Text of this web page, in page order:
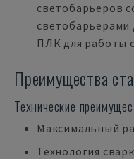
светобарьеров
светобарьерами
ПЛК для работы
Преимущества
Технические
Максимальный
Технология